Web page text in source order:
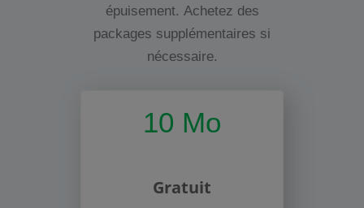
épuisement. Achetez des
packages supplémentaires si
nécessaire.
10 Mo
Gratuit